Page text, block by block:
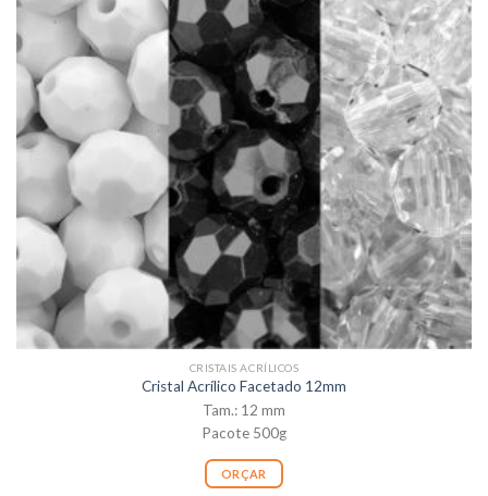
CRISTAIS ACRÍLICOS
Cristal Acrílico Facetado 12mm
Tam.: 12 mm
Pacote 500g
ORÇAR